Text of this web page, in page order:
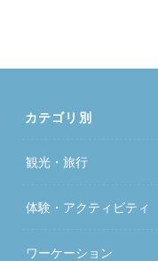
カテゴリ別
観光・旅行
体験・アクティビティ
ワーケーション